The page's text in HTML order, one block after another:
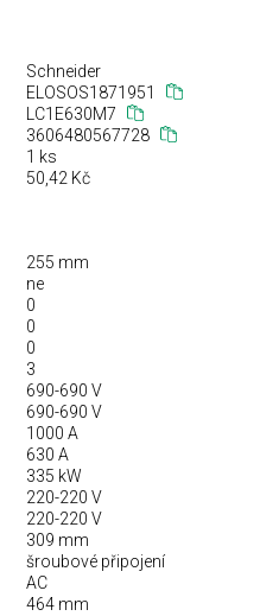
Schneider
ELOSOS1871951
LC1E630M7
3606480567728
1 ks
50,42 Kč
255 mm
ne
0
0
0
3
690-690 V
690-690 V
1000 A
630 A
335 kW
220-220 V
220-220 V
309 mm
šroubové připojení
AC
464 mm